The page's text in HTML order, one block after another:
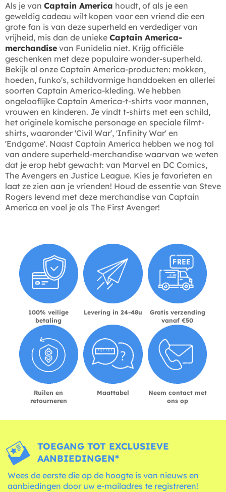
Als je van Captain America houdt, of als je een
geweldig cadeau wilt kopen voor een vriend die een
grote fan is van deze superheld en verdediger van
vrijheid, mis dan de unieke Captain America-
merchandise van Funidelia niet. Krijg officiële
geschenken met deze populaire wonder-superheld.
Bekijk al onze Captain America-producten: mokken,
hoeden, funko's, schildvormige handdoeken en allerlei
soorten Captain America-kleding. We hebben
ongelooflijke Captain America-t-shirts voor mannen,
vrouwen en kinderen. Je vindt t-shirts met een schild,
het originele komische personage en speciale filmt-
shirts, waaronder 'Civil War', 'Infinity War' en
'Endgame'. Naast Captain America hebben we nog tal
van andere superheld-merchandise waarvan we weten
dat je erop hebt gewacht: van Marvel en DC Comics,
The Avengers en Justice League. Kies je favorieten en
laat ze zien aan je vrienden! Houd de essentie van Steve
Rogers levend met deze merchandise van Captain
America en voel je als The First Avenger!
100% veilige
betaling
Levering in 24-48u
Gratis verzending
vanaf €50
Ruilen en
retourneren
Maattabel
Neem contact met
ons op
TOEGANG TOT EXCLUSIEVE
AANBIEDINGEN*
Wees de eerste die op de hoogte is van nieuws en
aanbiedingen door uw e-mailadres te registreren!